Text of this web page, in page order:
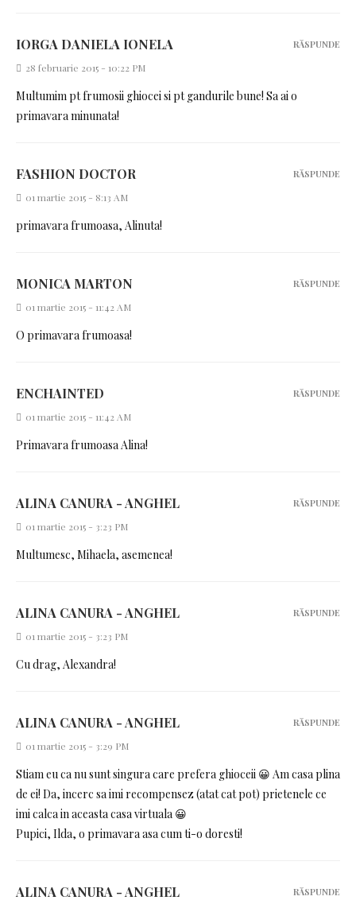
IORGA DANIELA IONELA
28 februarie 2015 - 10:22 PM
Multumim pt frumosii ghiocei si pt gandurile bune! Sa ai o
primavara minunata!
RĂSPUNDE
FASHION DOCTOR
01 martie 2015 - 8:13 AM
primavara frumoasa, Alinuta!
RĂSPUNDE
MONICA MARTON
01 martie 2015 - 11:42 AM
O primavara frumoasa!
RĂSPUNDE
ENCHAINTED
01 martie 2015 - 11:42 AM
Primavara frumoasa Alina!
RĂSPUNDE
ALINA CANURA - ANGHEL
01 martie 2015 - 3:23 PM
Multumesc, Mihaela, asemenea!
RĂSPUNDE
ALINA CANURA - ANGHEL
01 martie 2015 - 3:23 PM
Cu drag, Alexandra!
RĂSPUNDE
ALINA CANURA - ANGHEL
01 martie 2015 - 3:29 PM
Stiam eu ca nu sunt singura care prefera ghioceii 😀 Am casa plina
de ei! Da, incerc sa imi recompensez (atat cat pot) prietenele ce
imi calca in aceasta casa virtuala 😀
Pupici, Ilda, o primavara asa cum ti-o doresti!
RĂSPUNDE
ALINA CANURA - ANGHEL RĂSPUNDE